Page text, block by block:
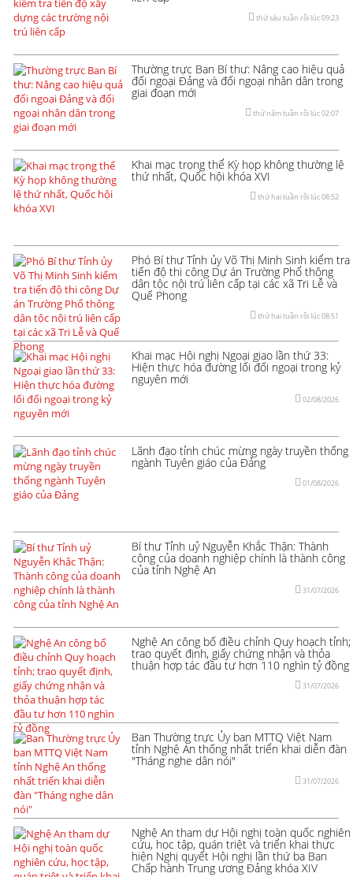
thứ sáu tuần rồi lúc 09:23
Thường trực Ban Bí thư: Nâng cao hiệu quả
đối ngoại Đảng và đối ngoại nhân dân trong
giai đoạn mới
thứ năm tuần rồi lúc 02:07
Khai mạc trọng thể Kỳ họp không thường lệ
thứ nhất, Quốc hội khóa XVI
thứ hai tuần rồi lúc 08:52
Phó Bí thư Tỉnh ủy Võ Thị Minh Sinh kiểm tra
tiến độ thi công Dự án Trường Phổ thông
dân tộc nội trú liên cấp tại các xã Tri Lễ và
Quế Phong
thứ hai tuần rồi lúc 08:51
Khai mạc Hội nghị Ngoại giao lần thứ 33:
Hiện thực hóa đường lối đối ngoại trong kỷ
nguyên mới
02/08/2026
Lãnh đạo tỉnh chúc mừng ngày truyền thống
ngành Tuyên giáo của Đảng
01/08/2026
Bí thư Tỉnh uỷ Nguyễn Khắc Thận: Thành
công của doanh nghiệp chính là thành công
của tỉnh Nghệ An
31/07/2026
Nghệ An công bố điều chỉnh Quy hoạch tỉnh;
trao quyết định, giấy chứng nhận và thỏa
thuận hợp tác đầu tư hơn 110 nghìn tỷ đồng
31/07/2026
Ban Thường trực Ủy ban MTTQ Việt Nam
tỉnh Nghệ An thống nhất triển khai diễn đàn
"Tháng nghe dân nói"
31/07/2026
Nghệ An tham dự Hội nghị toàn quốc nghiên
cứu, học tập, quán triệt và triển khai thực
hiện Nghị quyết Hội nghị lần thứ ba Ban
Chấp hành Trung ương Đảng khóa XIV